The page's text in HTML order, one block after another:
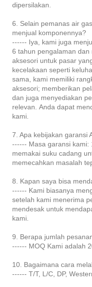
dipersilakan.
6. Selain pemanas air
menjual komponennya?
------ Iya, kami juga
6 tahun pengalaman
aksesori untuk pasar
kecelakaan seperti
sama, kami memiliki
aksesori; memberikan
dan juga menyediakan
relevan. Anda dapat
kami.
7. Apa kebijakan garansi
------ Masa garansi kami:
memakai suku cadang
memecahkan masalah
8. Kapan saya bisa
------ Kami biasanya
setelah kami menerima
mendesak untuk
kami.
9. Berapa jumlah
------ MOQ Kami adalah
10. Bagaimana cara
------ T/T, L/C, DP,